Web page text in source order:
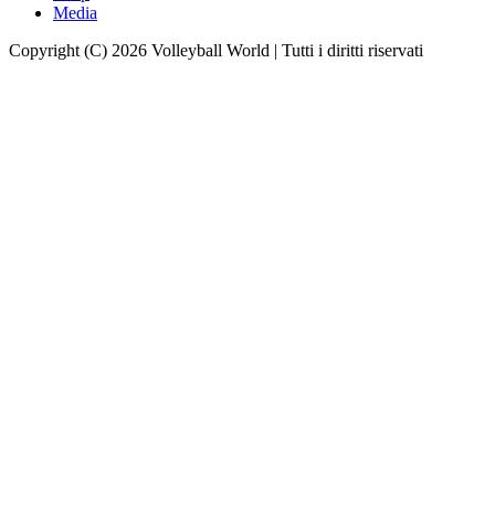
Media
Copyright (C) 2026 Volleyball World | Tutti i diritti riservati